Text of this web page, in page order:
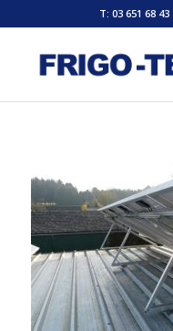
T: 03 651 68 43